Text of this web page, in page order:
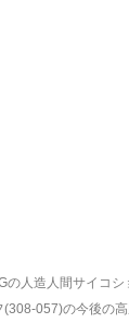
の人造人間サイコ
(308-057)の今後の